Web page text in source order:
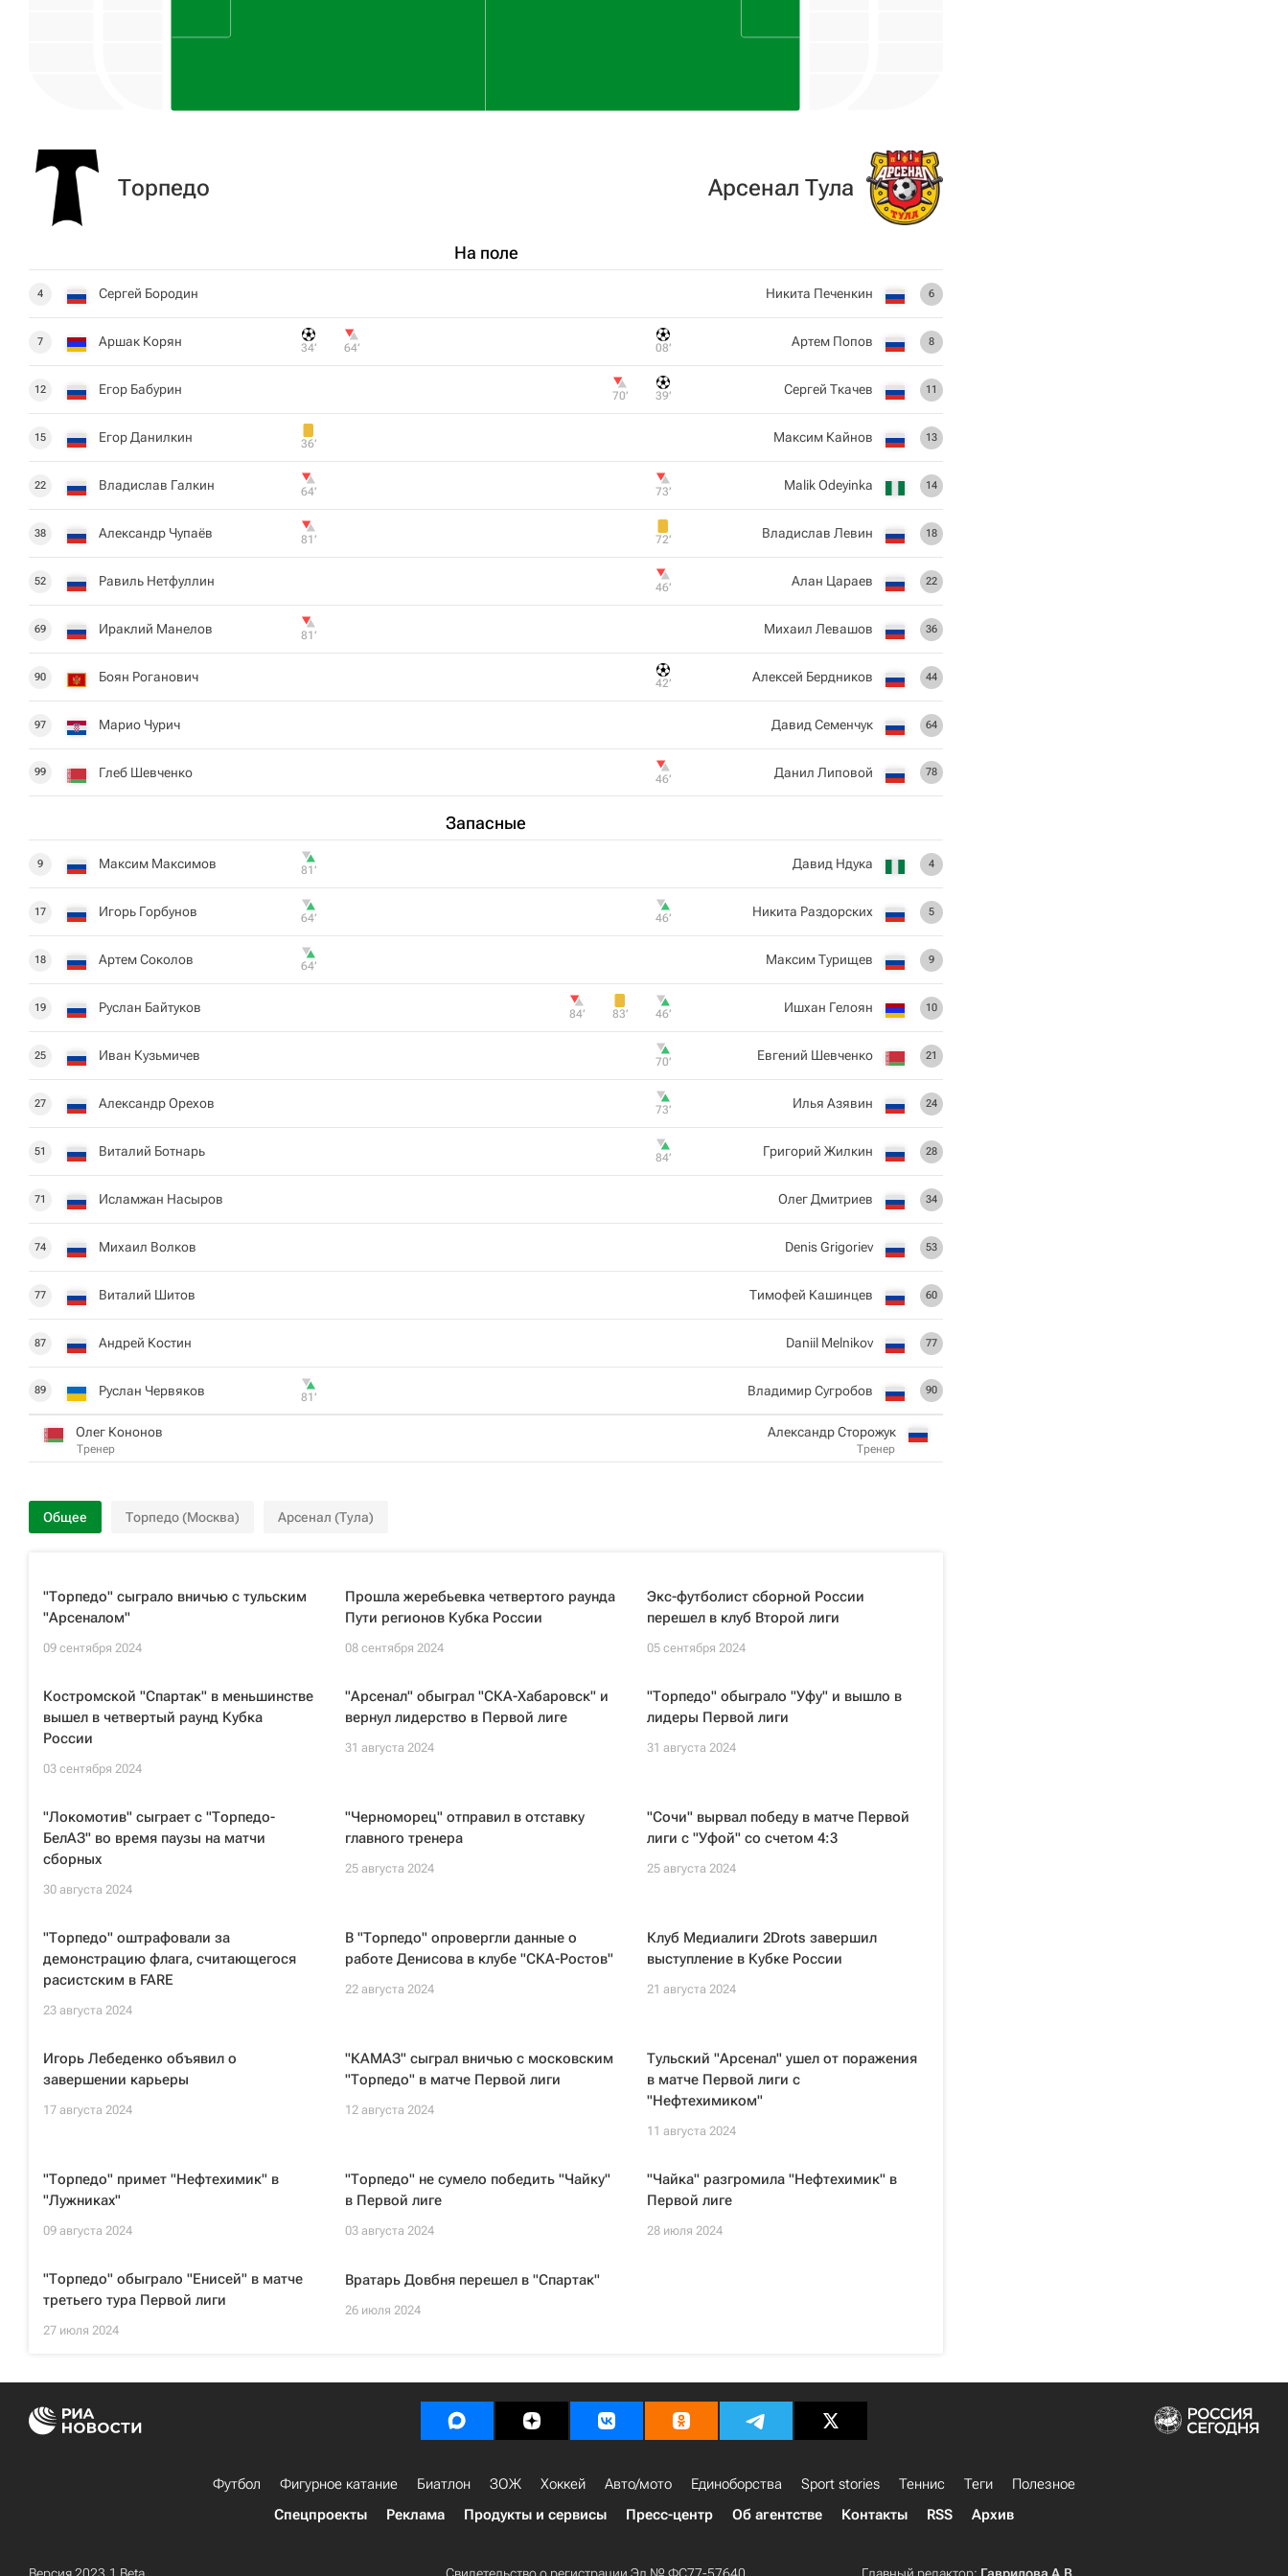
Торпедо
На поле
4 Сергей Бородин
7 Аршак Корян 34‎’‎ 64‎’‎
12 Егор Бабурин
15 Егор Данилкин 36‎’‎
22 Владислав Галкин 64‎’‎
38 Александр Чупаёв 81‎’‎
52 Равиль Нетфуллин
69 Ираклий Манелов 81‎’‎
90 Боян Роганович
97 Марио Чурич
99 Глеб Шевченко
Запасные
9 Максим Максимов 81‎’‎
17 Игорь Горбунов 64‎’‎
18 Артем Соколов 64‎’‎
19 Руслан Байтуков
25 Иван Кузьмичев
27 Александр Орехов
51 Виталий Ботнарь
71 Исламжан Насыров
74 Михаил Волков
77 Виталий Шитов
87 Андрей Костин
89 Руслан Червяков 81‎’‎
Олег Кононов
Тренер
Арсенал Тула
6
Никита Печенкин
8
Артем Попов
08‎’‎
11
Сергей Ткачев
39‎’‎
70‎’‎
13
Максим Кайнов
14
Malik Odeyinka
73‎’‎
18
Владислав Левин
72‎’‎
22
Алан Цараев
46‎’‎
36
Михаил Левашов
44
Алексей Бердников
42‎’‎
64
Давид Семенчук
78
Данил Липовой
46‎’‎
4
Давид Ндука
5
Никита Раздорских
46‎’‎
9
Максим Турищев
10
Ишхан Гелоян
46‎’‎
83‎’‎
84‎’‎
21
Евгений Шевченко
70‎’‎
24
Илья Азявин
73‎’‎
28
Григорий Жилкин
84‎’‎
34
Олег Дмитриев
53
Denis Grigoriev
60
Тимофей Кашинцев
77
Daniil Melnikov
90
Владимир Сугробов
Александр Сторожук
Тренер
Общее Торпедо (Москва) Арсенал (Тула)
"Торпедо" сыграло вничью с тульским
"Арсеналом"
09 сентября 2024
Прошла жеребьевка четвертого раунда
Пути регионов Кубка России
08 сентября 2024
Экс-футболист сборной России
перешел в клуб Второй лиги
05 сентября 2024
Костромской "Спартак" в меньшинстве
вышел в четвертый раунд Кубка
России
03 сентября 2024
"Арсенал" обыграл "СКА-Хабаровск" и
вернул лидерство в Первой лиге
31 августа 2024
"Торпедо" обыграло "Уфу" и вышло в
лидеры Первой лиги
31 августа 2024
"Локомотив" сыграет с "Торпедо-
БелАЗ" во время паузы на матчи
сборных
30 августа 2024
"Черноморец" отправил в отставку
главного тренера
25 августа 2024
"Сочи" вырвал победу в матче Первой
лиги с "Уфой" со счетом 4:3
25 августа 2024
"Торпедо" оштрафовали за
демонстрацию флага, считающегося
расистским в FARE
23 августа 2024
В "Торпедо" опровергли данные о
работе Денисова в клубе "СКА-Ростов"
22 августа 2024
Клуб Медиалиги 2Drots завершил
выступление в Кубке России
21 августа 2024
Игорь Лебеденко объявил о
завершении карьеры
17 августа 2024
"КАМАЗ" сыграл вничью с московским
"Торпедо" в матче Первой лиги
12 августа 2024
Тульский "Арсенал" ушел от поражения
в матче Первой лиги с
"Нефтехимиком"
11 августа 2024
"Торпедо" примет "Нефтехимик" в
"Лужниках"
09 августа 2024
"Торпедо" не сумело победить "Чайку"
в Первой лиге
03 августа 2024
"Чайка" разгромила "Нефтехимик" в
Первой лиге
28 июля 2024
"Торпедо" обыграло "Енисей" в матче
третьего тура Первой лиги
27 июля 2024
Вратарь Довбня перешел в "Спартак"
26 июля 2024
Футбол Фигурное катание Биатлон ЗОЖ Хоккей Авто/мото Единоборства Sport stories Теннис Теги
Полезное
Спецпроекты
Реклама Продукты и сервисы Пресс-центр Об агентстве Контакты RSS Архив